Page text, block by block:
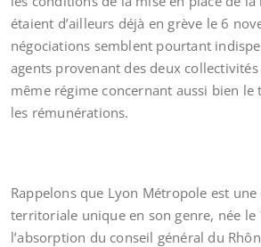
étaient d’ailleurs déjà en grève le 6
négociations semblent pourtant
agents provenant des deux
même régime concernant aussi bien le
les rémunérations.
Rappelons que Lyon Métropole est
territoriale unique en son genre, née
l’absorption du conseil général du